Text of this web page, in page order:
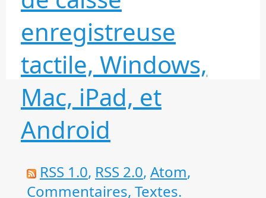
enregistreuse
tactile, Windows,
Mac, iPad, et
Android
RSS 1.0, RSS 2.0, Atom,
Commentaires, Textes.